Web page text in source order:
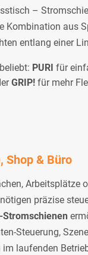
–
Kombination aus
entlang einer
PURI für
GRIP! für mehr
Shop & Büro
Arbeitsplätze
präzise
Stromschienen
Steuerung,
laufenden